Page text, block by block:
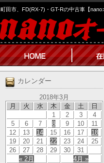
町田市、FD(RX-7)・GT-Rの中古車【nano
カレンダー
2018年3月
月
火 水 木 金 土 日
« 2月 4月 »
1 2 3
4
5
6 7 8 9 10
11
12
13 14 15 16 17
18
19
20 21 22 23 24
25
26
27 28 29 30 31